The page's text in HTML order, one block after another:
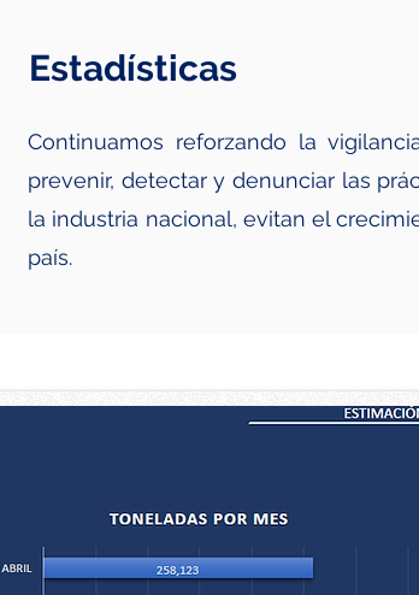
Estadísticas
Continuamos reforzando la
prevenir, detectar y denunciar las
la industria nacional, evitan el
país.